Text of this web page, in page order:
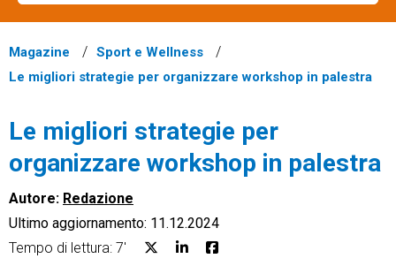
Magazine
Sport e Wellness
Le migliori strategie per organizzare workshop in palestra
Le migliori strategie per
organizzare workshop in palestra
Autore: Redazione
Ultimo aggiornamento: 11.12.2024
Tempo di lettura: 7'